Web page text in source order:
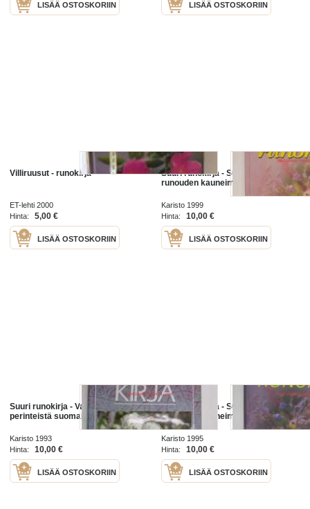
LISÄÄ OSTOSKORIIN LISÄÄ OSTOSKORIIN
Villiruusut - runokirja
ET-lehti 2000
Hinta:
5,00 €
LISÄÄ OSTOSKORIIN
Suuri runokirja - Suomalaisen
runouden kauneimmat
Karisto 1999
Hinta:
10,00 €
LISÄÄ OSTOSKORIIN
Suuri runokirja - Valikoima
perinteistä suomalaista runoutta
Karisto 1993
Hinta:
10,00 €
LISÄÄ OSTOSKORIIN
Suuri runokirja - Suomalaisen
runouden kauneimmat
Karisto 1995
Hinta:
10,00 €
LISÄÄ OSTOSKORIIN